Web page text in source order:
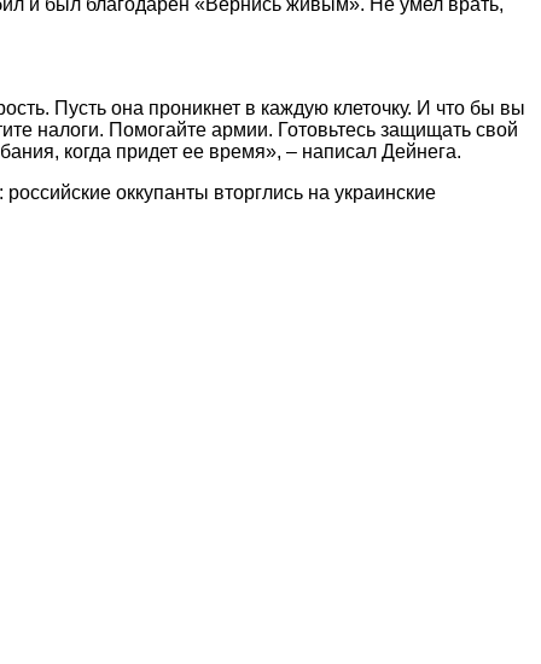
и был благодарен «Вернись живым». Не умел врать,
Пусть она проникнет в каждую клеточку. И что бы вы
налоги. Помогайте армии. Готовьтесь защищать свой
когда придет ее время», – написал Дейнега.
оккупанты вторглись на украинские